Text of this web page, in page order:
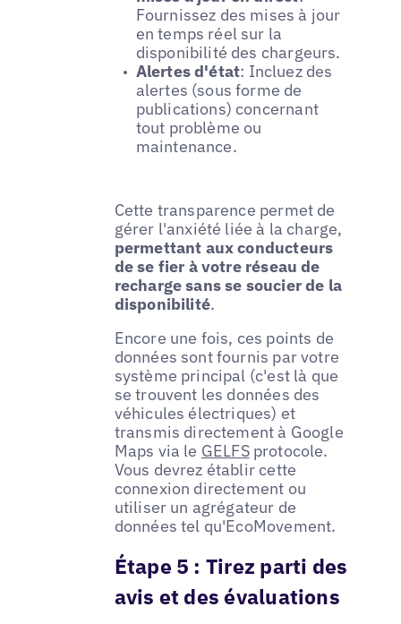
Fournissez des mises à jour
en temps réel sur la
disponibilité des chargeurs.
Alertes d'état: Incluez des
alertes (sous forme de
publications) concernant
tout problème ou
maintenance.
Cette transparence permet de
gérer l'anxiété liée à la charge,
permettant aux conducteurs
de se fier à votre réseau de
recharge sans se soucier de la
disponibilité.
Encore une fois, ces points de
données sont fournis par votre
système principal (c'est là que
se trouvent les données des
véhicules électriques) et
transmis directement à Google
Maps via le GELFSprotocole.
Vous devrez établir cette
connexion directement ou
utiliser un agrégateur de
données tel qu'EcoMovement.
Étape 5 : Tirez parti des
avis et des évaluations